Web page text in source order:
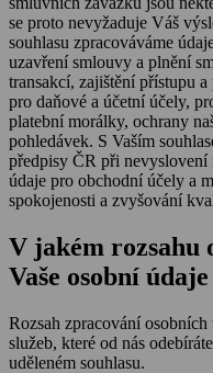
se proto nevyžaduje Váš
souhlasu zpracováváme
uzavření smlouvy a plnění
transakcí, zajištění přístupu
pro daňové a účetní účely,
platební morálky, ochrany
pohledávek. S Vaším
předpisy ČR při nevyslovení
údaje pro obchodní účely a
spokojenosti a zvyšování
V jakém rozsahu
Vaše osobní údaje
Rozsah zpracování
služeb, které od nás
uděleném souhlasu.